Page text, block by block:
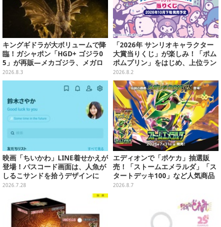
キングギドラが大ボリュームで降
臨！ガシャポン「HGD+ ゴジラ0
5」が再販―メカゴジラ、メガロ
なども揃った全4種
2026.8.3
「2026年 サンリオキャラクター
大賞当りくじ」が楽しみ！「ポム
ポムプリン」をはじめ、上位ラン
クインが登場するスペシャル企画
2026.8.2
映画「ちいかわ」LINE着せかえが
登場！パスコード画面は、人魚が
しるこサンドを拾うデザインに
2026.7.28
エディオンで「ポケカ」抽選販
売！「ストームエメラルダ」「ス
タートデッキ100」など人気商品
が対象
2026.8.7